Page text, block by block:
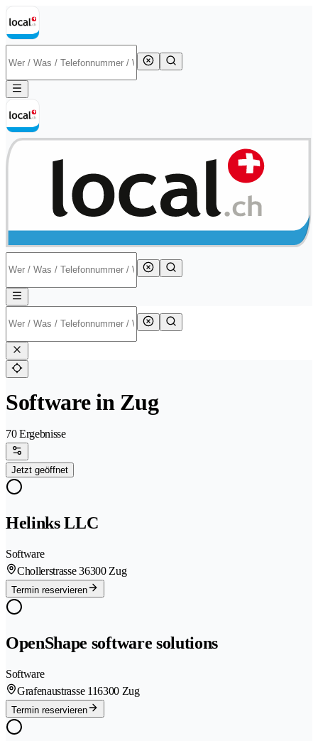
Software in Zug
70 Ergebnisse
Jetzt geöffnet
Helinks LLC
Software
Chollerstrasse 36300 Zug
Termin reservieren
OpenShape software solutions
Software
Grafenaustrasse 116300 Zug
Termin reservieren